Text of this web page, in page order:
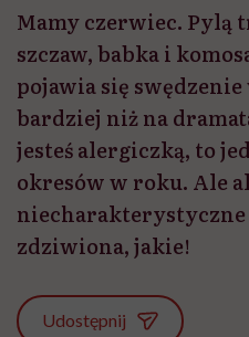
Mamy czerwiec. Pylą
szczaw, babka i
pojawia się
bardziej niż na
jesteś alergiczką, to
okresów w roku. Ale
niecharakterystyczne
zdziwiona, jakie!
Udostępnij